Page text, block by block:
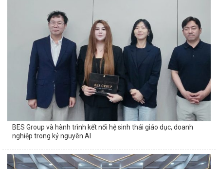
BES Group và hành trình kết nối hệ sinh thái giáo dục, doanh
nghiệp trong kỷ nguyên AI